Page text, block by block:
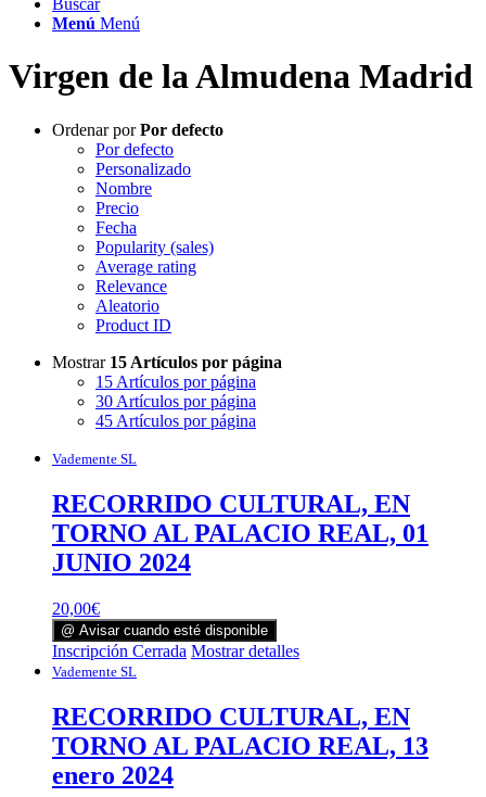
Buscar
Menú Menú
Virgen de la Almudena Madrid
Ordenar porPor defecto
Por defecto
Personalizado
Nombre
Precio
Fecha
Popularity (sales)
Average rating
Relevance
Aleatorio
Product ID
Mostrar 15 Artículos por página
15 Artículos por página
30 Artículos por página
45 Artículos por página
Vademente SL
RECORRIDO CULTURAL, EN
TORNO AL PALACIO REAL, 01
JUNIO 2024
20,00€
@ Avisar cuando esté disponible
Inscripción Cerrada Mostrar detalles
Vademente SL
RECORRIDO CULTURAL, EN
TORNO AL PALACIO REAL, 13
enero 2024